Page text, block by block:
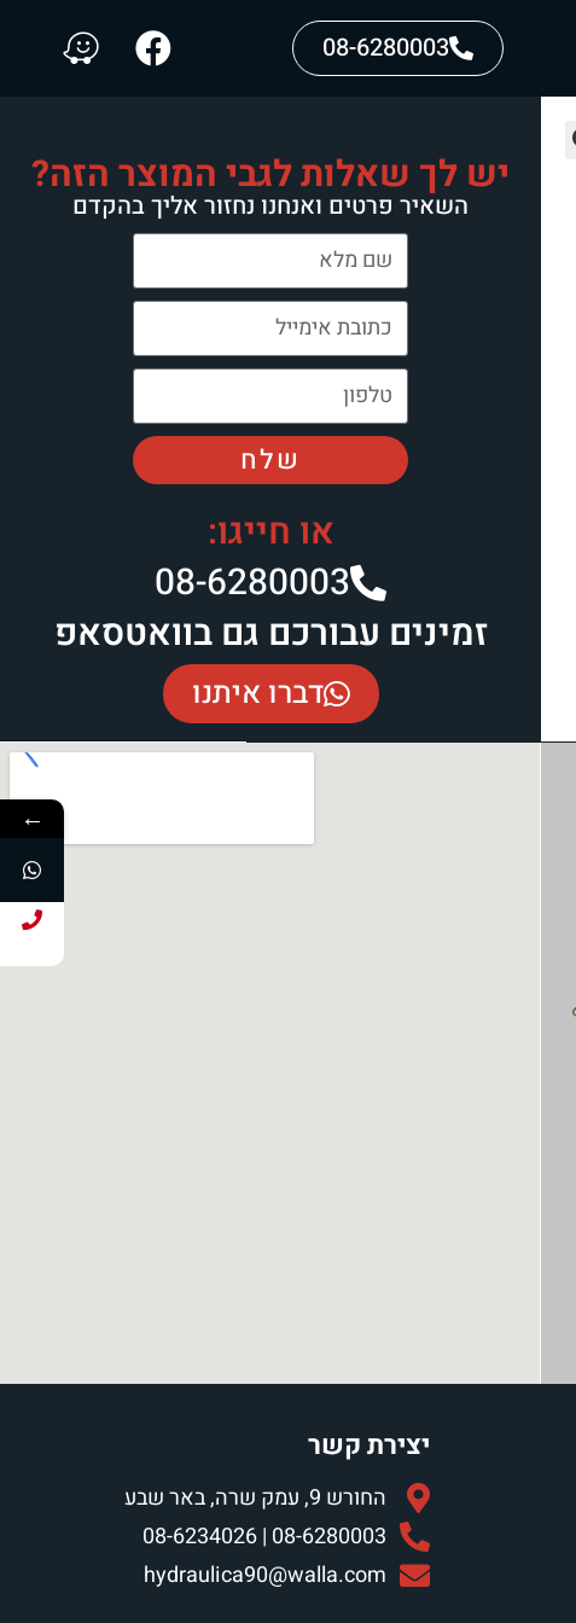
08-6280003
יש לך שאלות לגבי המוצר הזה?
השאיר פרטים ואנחנו נחזור אליך בהקדם
שלח
או חייגו:
08-6280003​
זמינים עבורכם גם בוואטסאפ
דברו איתנו
יצירת קשר
החורש 9, עמק שרה, באר שבע
08-6280003 | 08-6234026
hydraulica90@walla.com
←